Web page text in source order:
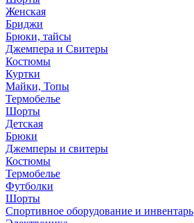
Женская
Бриджи
Брюки, тайсы
Джемпера и Свитеры
Костюмы
Куртки
Майки, Топы
Термобелье
Шорты
Детская
Брюки
Джемперы и свитеры
Костюмы
Термобелье
Футболки
Шорты
Спортивное оборудование и инвентарь